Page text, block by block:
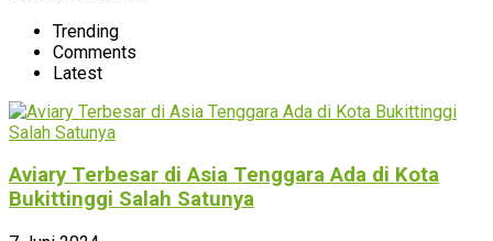
Trending
Comments
Latest
Aviary Terbesar di Asia Tenggara Ada di Kota
Bukittinggi Salah Satunya